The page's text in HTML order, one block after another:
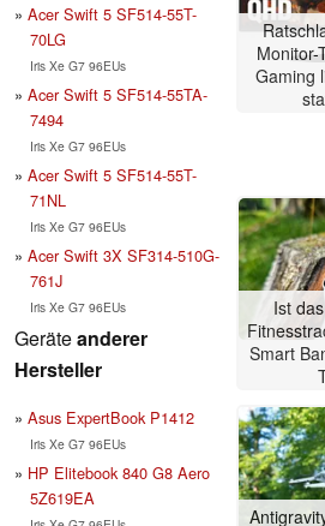
Acer Swift 5 SF514-55T-
70LG
Iris Xe G7 96EUs
Acer Swift 5 SF514-55TA-
7494
Iris Xe G7 96EUs
Acer Swift 5 SF514-55T-
71NL
Iris Xe G7 96EUs
Acer Swift 3X SF314-510G-
761J
Iris Xe G7 96EUs
Geräteanderer
Hersteller
Asus ExpertBook P1412
Iris Xe G7 96EUs
HP Elitebook 840 G8 Aero
5Z619EA
Monitor-
Gaming
Ist
Smart